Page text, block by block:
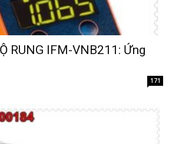
RUNG IFM-VNB211: Ứng
171